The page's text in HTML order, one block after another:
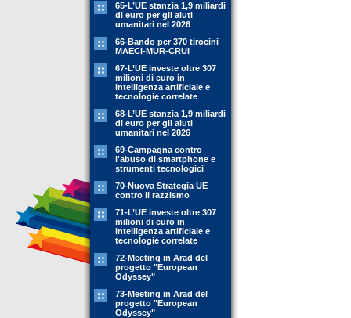
65-L’UE stanzia 1,9 miliardi
di euro per gli aiuti
umanitari nel 2026
66-Bando per 370 tirocini
MAECI-MUR-CRUI
67-L’UE investe oltre 307
milioni di euro in
intelligenza artificiale e
tecnologie correlate
68-L’UE stanzia 1,9 miliardi
di euro per gli aiuti
umanitari nel 2026
69-Campagna contro
l'abuso di smartphone e
strumenti tecnologici
70-Nuova Strategia UE
contro il razzismo
71-L’UE investe oltre 307
milioni di euro in
intelligenza artificiale e
tecnologie correlate
72-Meeting in Arad del
progetto "European
Odyssey"
73-Meeting in Arad del
progetto "European
Odyssey"